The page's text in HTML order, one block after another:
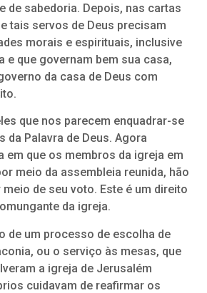
de sabedoria. Depois, nas cartas
tais servos de Deus precisam
morais e espirituais, inclusive
e que governam bem sua casa,
da casa de Deus com
que nos parecem enquadrar-se
da Palavra de Deus. Agora
em que os membros da igreja em
meio da assembleia reunida, hão
de seu voto. Este é um direito
da igreja.
de um processo de escolha de
ou o serviço às mesas, que
a igreja de Jerusalém
cuidavam de reafirmar os